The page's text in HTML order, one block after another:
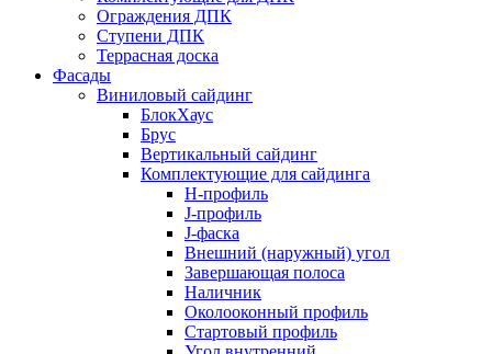
Ограждения ДПК
Ступени ДПК
Террасная доска
Фасады
Виниловый сайдинг
БлокХаус
Брус
Вертикальный сайдинг
Комплектующие для сайдинга
H-профиль
J-профиль
J-фаска
Внешний (наружный) угол
Завершающая полоса
Наличник
Околооконный профиль
Стартовый профиль